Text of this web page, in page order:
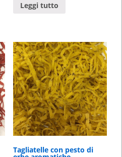
Leggi tutto
Tagliatelle con pesto di